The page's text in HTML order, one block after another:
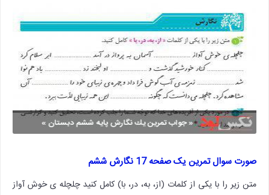
صورت سوال تمرین یک صفحه 17 نگارش ششم
متن زیر را با یکی از کلمات (از، به، در، با) کامل کنید چلچله ی خوش آواز